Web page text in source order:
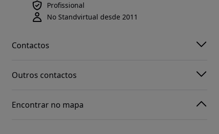
Profissional
No Standvirtual desde 2011
Contactos
Outros contactos
Encontrar no mapa